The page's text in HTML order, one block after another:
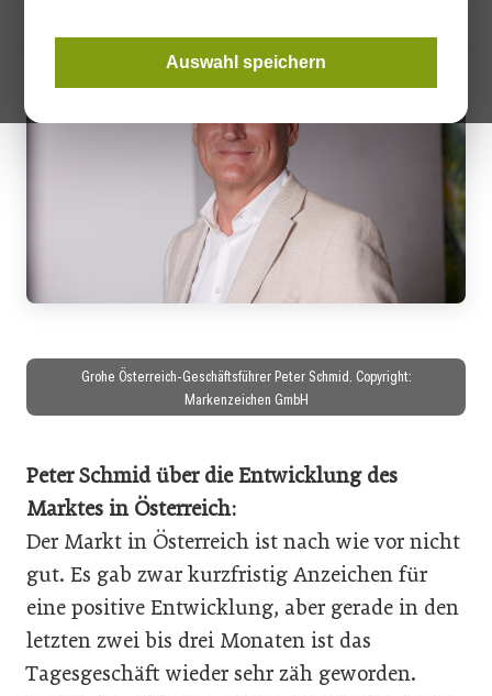
Auswahl speichern
Grohe Österreich-Geschäftsführer Peter Schmid. Copyright:
Markenzeichen GmbH
Peter Schmid über die Entwicklung des
Marktes in Österreich:
Der Markt in Österreich ist nach wie vor nicht
gut. Es gab zwar kurzfristig Anzeichen für
eine positive Entwicklung, aber gerade in den
letzten zwei bis drei Monaten ist das
Tagesgeschäft wieder sehr zäh geworden.